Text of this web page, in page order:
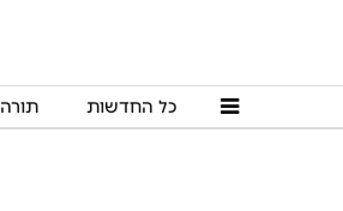
כל החדשות תורה